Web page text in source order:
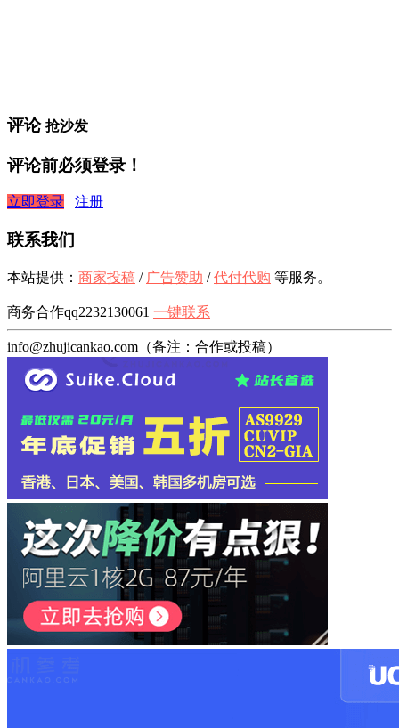
评论 抢沙发
评论前必须登录！
立即登录 注册
联系我们
本站提供： 商家投稿 / 广告赞助 /代付代购 等服务。
商务合作qq2232130061 一键联系
info@zhujicankao.com（备注：合作或投稿）